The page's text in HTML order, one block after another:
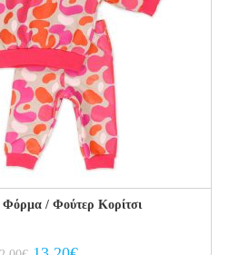
Φόρμα / Φούτερ Κορίτσι
Original Current